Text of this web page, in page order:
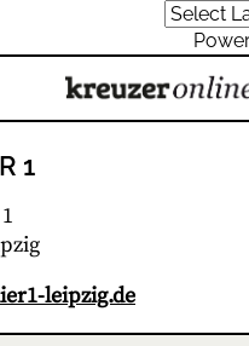
1
leipzig.de